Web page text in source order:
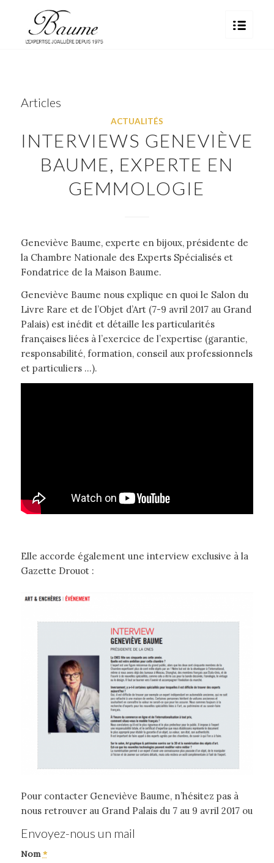
Articles
ACTUALITÉS
INTERVIEWS GENEVIÈVE
BAUME, EXPERTE EN
GEMMOLOGIE
Geneviève Baume, experte en bijoux, présidente de
la Chambre Nationale des Experts Spécialisés et
Fondatrice de la Maison Baume.
Geneviève Baume nous explique en quoi le Salon du
Livre Rare et de l’Objet d’Art (7-9 avril 2017 au Grand
Palais) est inédit et détaille les particularités
françaises liées à l’exercice de l’expertise (garantie,
responsabilité, formation, conseil aux professionnels
et particuliers …).
Elle accorde également une interview exclusive à la
Gazette Drouot :
Pour contacter Geneviève Baume, n’hésitez pas à
nous retrouver au Grand Palais du 7 au 9 avril 2017 ou
Envoyez-nous un mail
Nom*